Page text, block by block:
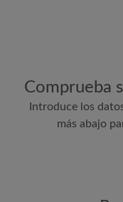
Comprueba
Introduce los
más abajo